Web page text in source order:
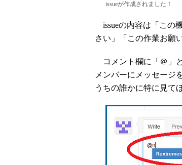
issueが作成されました！
issueの内容は「この
さい」「この作業お願
コメント欄に「＠」
メンバーにメッセージ
うちの誰かに特に見て